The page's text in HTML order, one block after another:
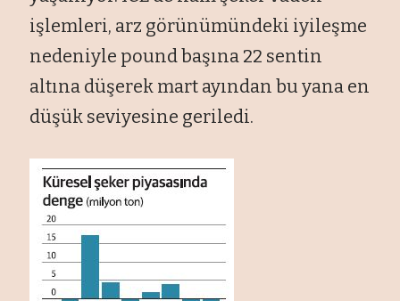
işlemleri, arz görünümündeki iyileşme
nedeniyle pound başına 22 sentin
altına düşerek mart ayından bu yana en
düşük seviyesine geriledi.